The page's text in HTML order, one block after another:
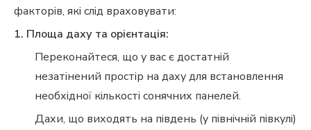
факторів, які слід враховувати:
1. Площа даху та орієнтація:
Переконайтеся, що у вас є достатній
незатінений простір на даху для встановлення
необхідної кількості сонячних панелей.
Дахи, що виходять на південь (у північній півкулі)